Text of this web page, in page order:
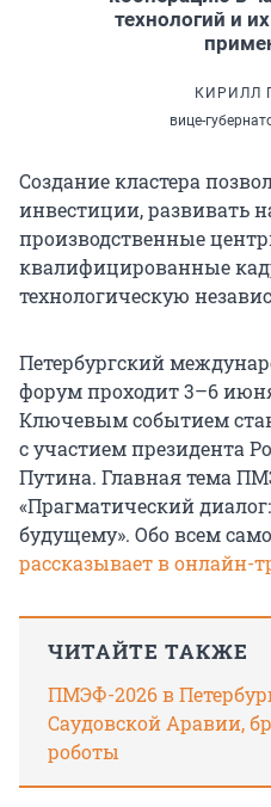
технологий и
КИРИЛЛ
вице-
Создание кластера
инвестиции, развивать
производственные
квалифицированные
технологическую
Петербургский
форум проходит 3–6
Ключевым событием
с участием президента
Путина. Главная тема
«Прагматический
будущему». Обо всем
рассказывает в онлайн-
ЧИТАЙТЕ ТАКЖЕ
ПМЭФ-2026 в
Саудовской Аравии,
роботы